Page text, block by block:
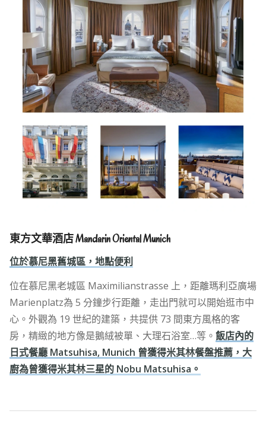
東方文華酒店 Mandarin Oriental Munich
位於慕尼黑舊城區，地點便利
位在慕尼黑老城區 Maximilianstrasse 上，距離瑪利亞廣場
Marienplatz為 5 分鐘步行距離，走出門就可以開始逛市中
心。外觀為 19 世紀的建築，共提供 73 間東方風格的客
房，精緻的地方像是鵝絨被單、大理石浴室…等。 飯店內的
日式餐廳 Matsuhisa, Munich 曾獲得米其林餐盤推薦，大
廚為曾獲得米其林三星的 Nobu Matsuhisa。